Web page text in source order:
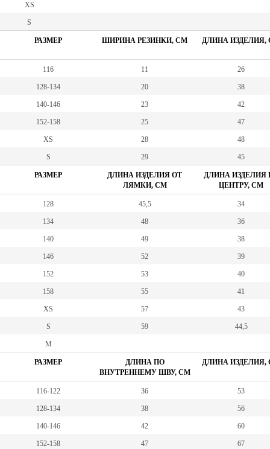
XS
S
РАЗМЕР ШИРИНА РЕЗИНКИ, СМ ДЛИНА ИЗДЕЛИЯ,
116 11 26
128-134 20 38
140-146 23 42
152-158 25 47
XS 28 48
S 29 45
РАЗМЕР
ДЛИНА ИЗДЕЛИЯ ОТ
ЛЯМКИ, СМ
ДЛИНА ИЗДЕЛИЯ
ЦЕНТРУ, СМ
128 45,5 34
134 48 36
140 49 38
146 52 39
152 53 40
158 55 41
XS 57 43
S 59 44,5
M
РАЗМЕР
ДЛИНА ПО
ВНУТРЕННЕМУ ШВУ, СМ
ДЛИНА ИЗДЕЛИЯ,
116-122 36 53
128-134 38 56
140-146 42 60
152-158 47 67